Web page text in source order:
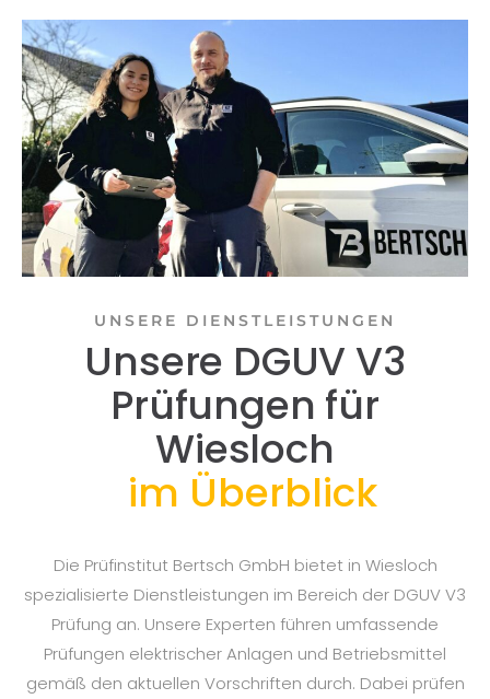
UNSERE DIENSTLEISTUNGEN
Unsere DGUV V3
Prüfungen für
Wiesloch
im Überblick
Die Prüfinstitut Bertsch GmbH bietet in Wiesloch
spezialisierte Dienstleistungen im Bereich der DGUV V3
Prüfung an. Unsere Experten führen umfassende
Prüfungen elektrischer Anlagen und Betriebsmittel
gemäß den aktuellen Vorschriften durch. Dabei prüfen